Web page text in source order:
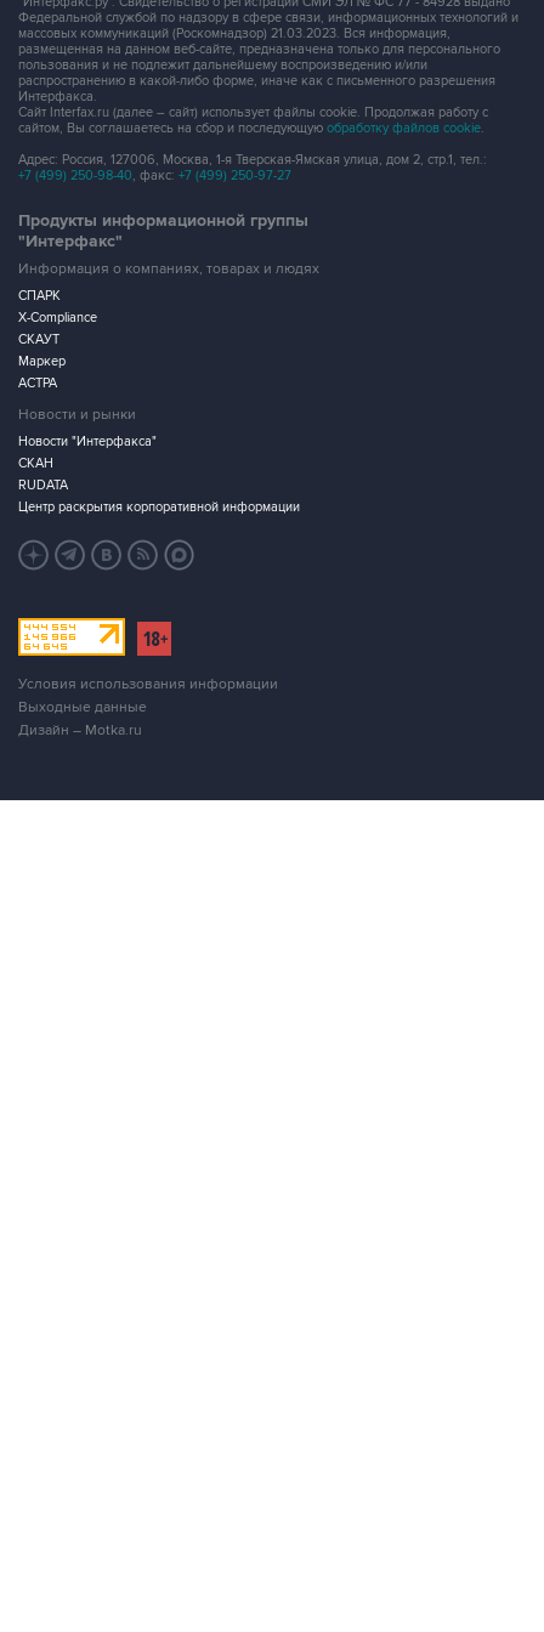
пользования и не подлежит дальнейшему воспроизведению и/или
распространению в какой-либо форме, иначе как с письменного разрешения
Интерфакса.
Сайт Interfax.ru (далее – сайт) использует файлы cookie. Продолжая работу с
сайтом, Вы соглашаетесь на сбор и последующую обработку файлов cookie.
Адрес: Россия, 127006, Москва, 1-я Тверская-Ямская улица, дом 2, стр.1, тел.:
+7 (499) 250-98-40, факс: +7 (499) 250-97-27
Продукты информационной группы
Информация о компаниях, товарах и людях
СПАРК
X-Compliance
СКАУТ
Маркер
АСТРА
Новости и рынки
Новости "Интерфакса"
СКАН
RUDATA
Центр раскрытия корпоративной информации
Условия использования информации
Выходные данные
Дизайн – Motka.ru